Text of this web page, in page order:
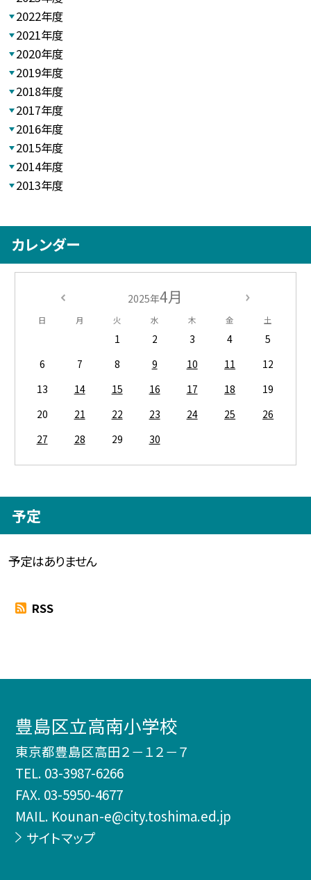
2022年度
2021年度
2020年度
2019年度
2018年度
2017年度
2016年度
2015年度
2014年度
2013年度
カレンダー
2025年4月
日 月 火 水 木 金 土
1 2 3 4
5
6
7 8 9 10 11
12
13
14 15 16 17 18
19
20
21 22 23 24 25
26
27
28 29 30
予定
予定はありません
RSS
豊島区立高南小学校
東京都豊島区高田２－１２－７
TEL. 03-3987-6266
FAX. 03-5950-4677
MAIL. Kounan-e@city.toshima.ed.jp
サイトマップ